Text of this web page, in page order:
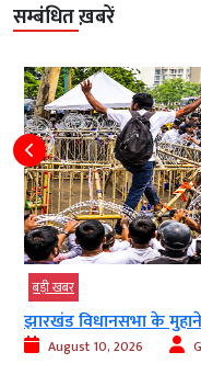
सम्बंधित ख़बरें
पहुंचे हजारों आंदोलनकारी...